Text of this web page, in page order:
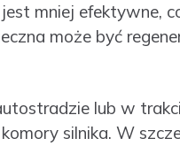
mniej efektywne,
może być
lub w
silnika. W